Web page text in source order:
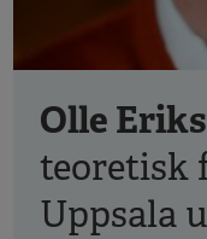
Olle
teoretisk
Uppsala